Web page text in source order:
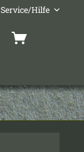
Service/Hilfe